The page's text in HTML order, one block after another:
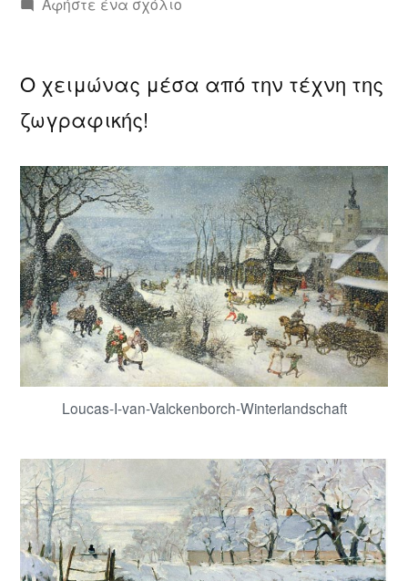
ζωγραφικής
Ο χειμώνας μέσα από την τέχνη της
ζωγραφικής!
Loucas-I-van-Valckenborch-Winterlandschaft